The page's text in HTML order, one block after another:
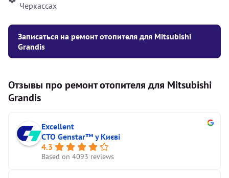
Черкассах
Записаться на ремонт отопителя для Mitsubishi
Grandis
Отзывы про ремонт отопителя для Mitsubishi
Grandis
Excellent
СТО Genstar™ у Києві
4.3
Based on 4093 reviews